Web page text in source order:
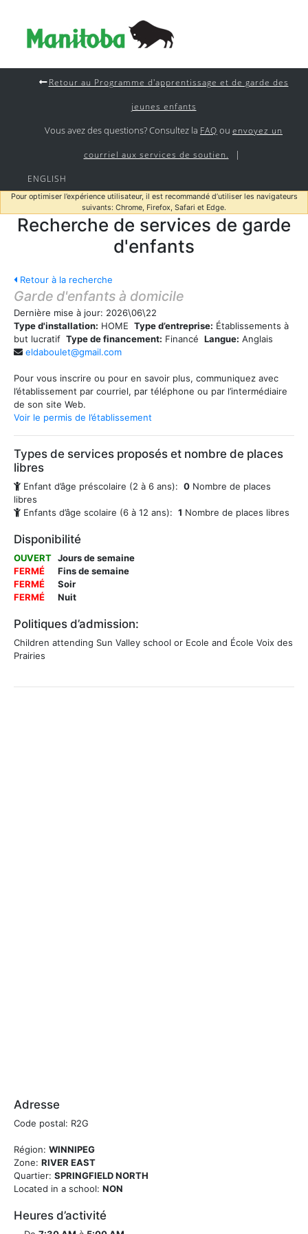
Retour au Programme d'apprentissage et de garde des
jeunes enfants
Vous avez des questions? Consultez la FAQ ou envoyez un
courriel aux services de soutien. |
ENGLISH
Pour optimiser l’expérience utilisateur, il est recommandé d’utiliser les navigateurs
suivants: Chrome, Firefox, Safari et Edge.
Recherche de services de garde
d'enfants
Retour à la recherche
Garde d'enfants à domicile
Dernière mise à jour: 2026\06\22
Type d'installation: HOME Type d’entreprise: Établissements à
but lucratif Type de financement: Financé Langue: Anglais
eldaboulet@gmail.com
Pour vous inscrire ou pour en savoir plus, communiquez avec
l’établissement par courriel, par téléphone ou par l’intermédiaire
de son site Web.
Voir le permis de l’établissement
Types de services proposés et nombre de places
libres
Enfant d’âge préscolaire (2 à 6 ans): 0 Nombre de places
libres
Enfants d’âge scolaire (6 à 12 ans): 1 Nombre de places libres
Disponibilité
OUVERT Jours de semaine
FERMÉ
Fins de semaine
FERMÉ
Soir
FERMÉ
Nuit
Politiques d’admission:
Children attending Sun Valley school or Ecole and École Voix des
Prairies
Adresse
Code postal: R2G
Région: WINNIPEG
Zone: RIVER EAST
Quartier: SPRINGFIELD NORTH
Located in a school: NON
Heures d’activité